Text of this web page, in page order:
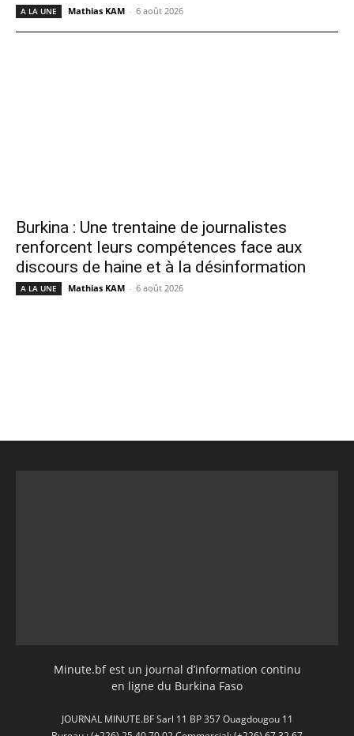
A LA UNE Mathias KAM - 6 août 2026
Burkina : Une trentaine de journalistes
renforcent leurs compétences face aux
discours de haine et à la désinformation
A LA UNE Mathias KAM - 6 août 2026
Minute.bf est un journal d’information continu
en ligne du Burkina Faso
JOURNAL MINUTE.BF Sarl 11 BP 357 Ouagdougou 11